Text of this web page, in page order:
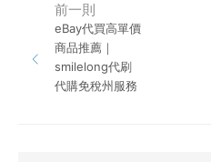
前一則
eBay代買高單價
商品推薦｜
smilelong代刷
代購免稅州服務